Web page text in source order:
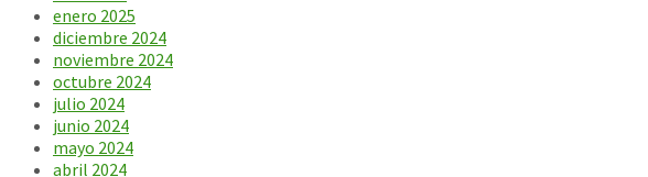
enero 2025
diciembre 2024
noviembre 2024
octubre 2024
julio 2024
junio 2024
mayo 2024
abril 2024